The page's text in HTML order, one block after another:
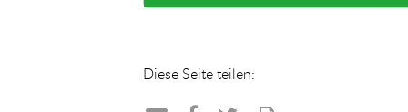
Diese Seite teilen: